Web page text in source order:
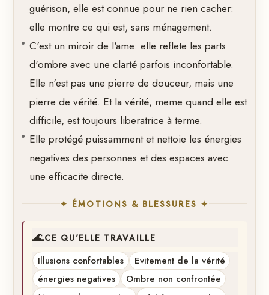
guérison, elle est connue pour ne rien cacher:
elle montre ce qui est, sans ménagement.
C'est un miroir de l'ame: elle reflete les parts
d'ombre avec une clarté parfois inconfortable.
Elle n'est pas une pierre de douceur, mais une
pierre de vérité. Et la vérité, meme quand elle est
difficile, est toujours liberatrice à terme.
Elle protégé puissamment et nettoie les énergies
negatives des personnes et des espaces avec
une efficacite directe.
✦ ÉMOTIONS & BLESSURES ✦
🌊CE QU'ELLE TRAVAILLE
Illusions confortables
Evitement de la vérité
énergies negatives
Ombre non confrontée